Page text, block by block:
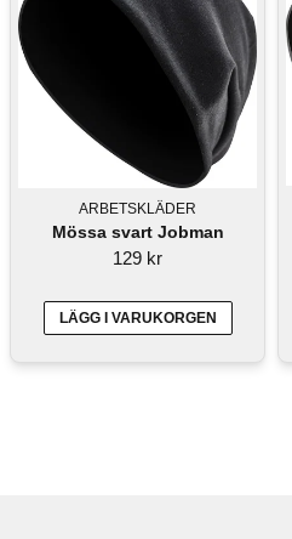
ARBETSKLÄDER
Mössa svart Jobman
129 kr
LÄGG I VARUKORGEN